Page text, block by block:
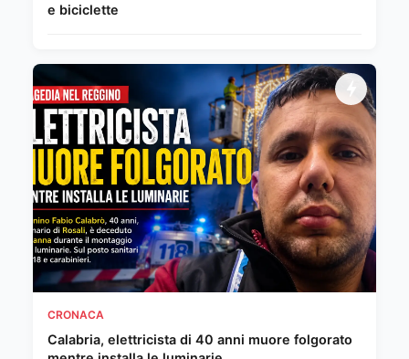
e biciclette
CRONACA
Calabria, elettricista di 40 anni muore folgorato